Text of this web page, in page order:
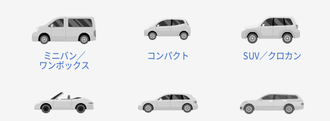
ミニバン／
ワンボックス
コンパクト SUV／クロカン